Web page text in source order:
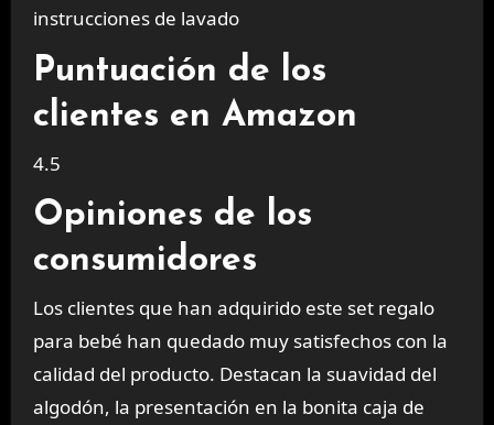
instrucciones de lavado
Puntuación de los
clientes en Amazon
4.5
Opiniones de los
consumidores
Los clientes que han adquirido este set regalo
para bebé han quedado muy satisfechos con la
calidad del producto. Destacan la suavidad del
algodón, la presentación en la bonita caja de